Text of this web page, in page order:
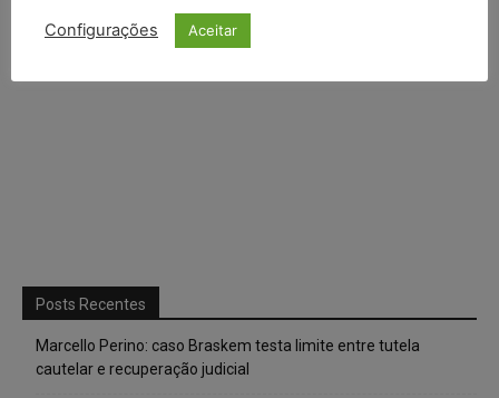
Posts Recentes
Marcello Perino: caso Braskem testa limite entre tutela
cautelar e recuperação judicial
Configurações Aceitar